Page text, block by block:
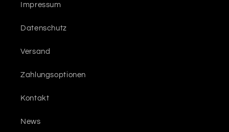
Impressum
Datenschutz
Versand
Zahlungsoptionen
Kontakt
News